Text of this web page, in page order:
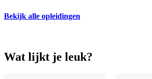
Bekijk alle opleidingen
Wat lijkt je leuk?